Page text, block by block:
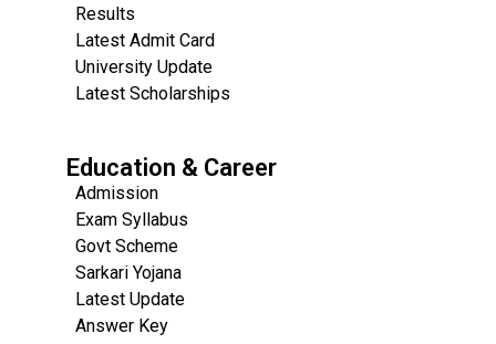
Results
Latest Admit Card
University Update
Latest Scholarships
Education & Career
Admission
Exam Syllabus
Govt Scheme
Sarkari Yojana
Latest Update
Answer Key